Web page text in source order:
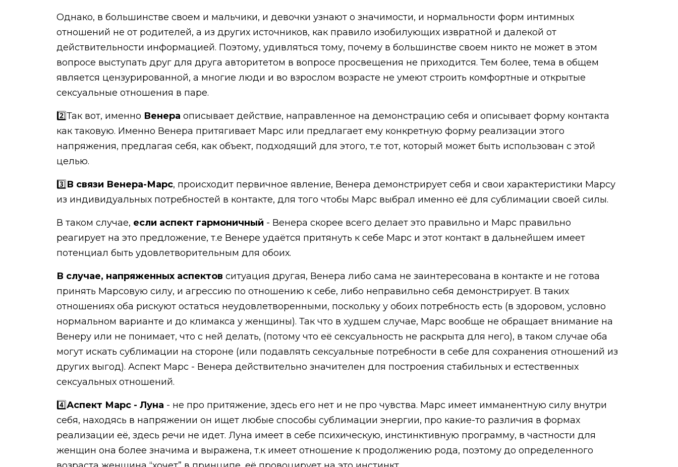
Однако, в большинстве своем и мальчики, и девочки узнают о значимости, и нормальности форм интимных
отношений не от родителей, а из других источников, как правило изобилующих извратной и далекой от
действительности информацией. Поэтому, удивляться тому, почему в большинстве своем никто не может в этом
вопросе выступать друг для друга авторитетом в вопросе просвещения не приходится. Тем более, тема в общем
является цензурированной, а многие люди и во взрослом возрасте не умеют строить комфортные и открытые
сексуальные отношения в паре.
2️⃣Так вот, именно Венера описывает действие, направленное на демонстрацию себя и описывает форму контакта
как таковую. Именно Венера притягивает Марс или предлагает ему конкретную форму реализации этого
напряжения, предлагая себя, как объект, подходящий для этого, т.е тот, который может быть использован с этой
целью.
3️⃣ В связи Венера-Марс, происходит первичное явление, Венера демонстрирует себя и свои характеристики Марсу
из индивидуальных потребностей в контакте, для того чтобы Марс выбрал именно её для сублимации своей силы.
В таком случае, если аспект гармоничный - Венера скорее всего делает это правильно и Марс правильно
реагирует на это предложение, т.е Венере удаётся притянуть к себе Марс и этот контакт в дальнейшем имеет
потенциал быть удовлетворительным для обоих.
В случае, напряженных аспектов ситуация другая, Венера либо сама не заинтересована в контакте и не готова
принять Марсовую силу, и агрессию по отношению к себе, либо неправильно себя демонстрирует. В таких
отношениях оба рискуют остаться неудовлетворенными, поскольку у обоих потребность есть (в здоровом, условно
нормальном варианте и до климакса у женщины). Так что в худшем случае, Марс вообще не обращает внимание на
Венеру или не понимает, что с ней делать, (потому что её сексуальность не раскрыта для него), в таком случае оба
могут искать сублимации на стороне (или подавлять сексуальные потребности в себе для сохранения отношений из
других выгод). Аспект Марс - Венера действительно значителен для построения стабильных и естественных
сексуальных отношений.
4️⃣Аспект Марс - Луна - не про притяжение, здесь его нет и не про чувства. Марс имеет имманентную силу внутри
себя, находясь в напряжении он ищет любые способы сублимации энергии, про какие-то различия в формах
реализации её, здесь речи не идет. Луна имеет в себе психическую, инстинктивную программу, в частности для
женщин она более значима и выражена, т.к имеет отношение к продолжению рода, поэтому до определенного